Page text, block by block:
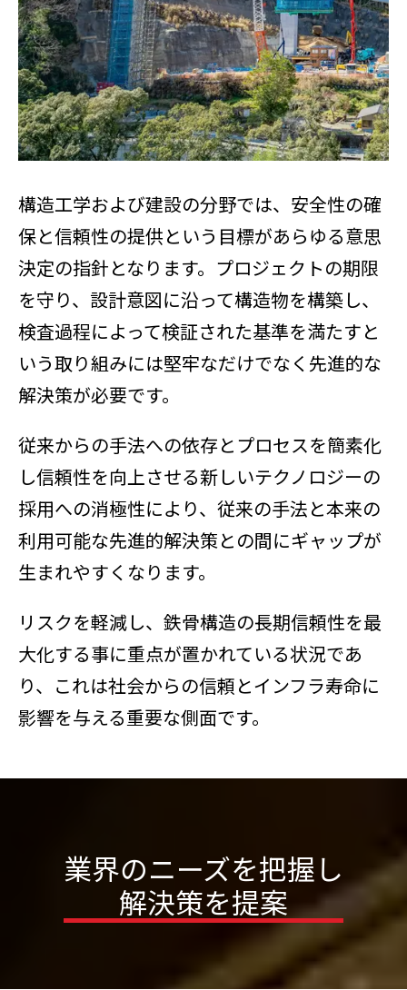
構造工学および建設の分野では、安全性の確
保と信頼性の提供という目標があらゆる意思
決定の指針となります。プロジェクトの期限
を守り、設計意図に沿って構造物を構築し、
検査過程によって検証された基準を満たすと
いう取り組みには堅牢なだけでなく先進的な
解決策が必要です。
従来からの手法への依存とプロセスを簡素化
し信頼性を向上させる新しいテクノロジーの
採用への消極性により、従来の手法と本来の
利用可能な先進的解決策との間にギャップが
生まれやすくなります。
リスクを軽減し、鉄骨構造の長期信頼性を最
大化する事に重点が置かれている状況であ
り、これは社会からの信頼とインフラ寿命に
影響を与える重要な側面です。
業界のニーズを把握し
解決策を提案